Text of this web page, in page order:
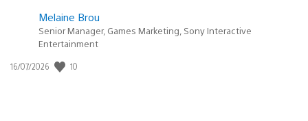
Melaine Brou
Senior Manager, Games Marketing, Sony Interactive
Entertainment
Fecha
16/07/2026 10